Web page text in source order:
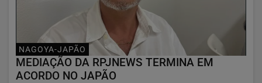
NAGOYA-JAPÃO
MEDIAÇÃO DA RPJNEWS TERMINA EM
ACORDO NO JAPÃO